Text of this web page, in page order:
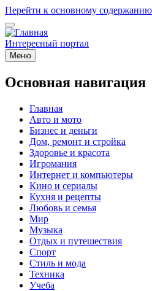
Перейти к основному содержанию
Интересный портал
Меню
Основная навигация
Главная
Авто и мото
Бизнес и деньги
Дом, ремонт и стройка
Здоровье и красота
Игромания
Интернет и компьютеры
Кино и сериалы
Кухня и рецепты
Любовь и семья
Мир
Музыка
Отдых и путешествия
Спорт
Стиль и мода
Техника
Учеба